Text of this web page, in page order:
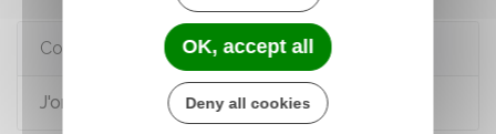
Comment faire si...
J'organise ma succession
OK, accept all
Deny all cookies